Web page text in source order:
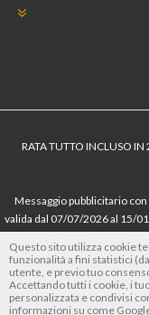
RATA TUTTO INCLUSO IN
Messaggio pubblicitario
valida dal 07/07/2026 al 15/
dell’offerta azzerati.
Consumatore € 920.
le tue spese in modo
Findomestic ti ricorda,
Questo sito utilizza cookie
funzionalità a fini statistici
utente, e previo tuo
Accettando tutti i cookie, i
personalizzata e condivisi
informazioni su come